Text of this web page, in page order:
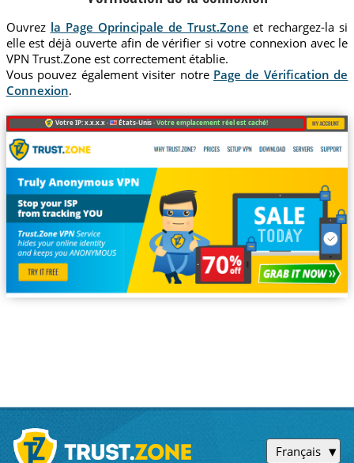
Ouvrez la Page Oprincipale de Trust.Zone et rechargez-la si
elle est déjà ouverte afin de vérifier si votre connexion avec le
VPN Trust.Zone est correctement établie.
Vous pouvez également visiter notre Page de Vérification de
Connexion.
Votre IP: x.x.x.x · États-Unis ·Votre emplacement réel est caché!
Français